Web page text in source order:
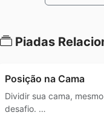
Piadas
Posição na Cama
Dividir sua cama,
desafio. …